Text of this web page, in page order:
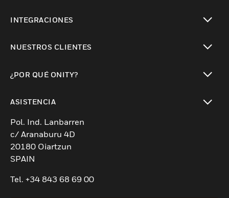
INTEGRACIONES
NUESTROS CLIENTES
¿POR QUÉ ONITY?
ASISTENCIA
Cambiar vista
Pol. Ind. Lanbarren
c/ Aranaburu 4D
20180 Oiartzun
SPAIN
Tel. +34 843 68 69 00